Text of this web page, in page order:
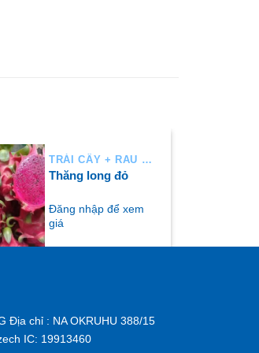
TRÁI CÂY + RAU AIR
Thăng long đỏ
Đăng nhập để xem
giá
Địa chỉ : NA OKRUHU 388/15
IC: 19913460